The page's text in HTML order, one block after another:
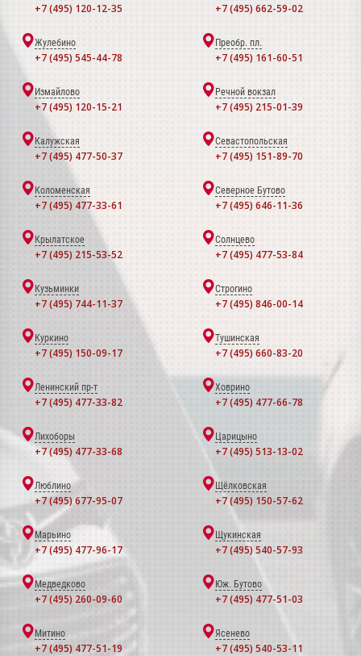
+7 (495) 120-12-35 +7 (495) 662-59-02
Жулебино
+7 (495) 545-44-78
Преобр. пл.
+7 (495) 161-60-51
Измайлово
+7 (495) 120-15-21
Речной вокзал
+7 (495) 215-01-39
Калужская
+7 (495) 477-50-37
Севастопольская
+7 (495) 151-89-70
Коломенская
+7 (495) 477-33-61
Северное Бутово
+7 (495) 646-11-36
Крылатское
+7 (495) 215-53-52
Солнцево
+7 (495) 477-53-84
Кузьминки
+7 (495) 744-11-37
Строгино
+7 (495) 846-00-14
Куркино
+7 (495) 150-09-17
Тушинская
+7 (495) 660-83-20
Ленинский пр-т
+7 (495) 477-33-82
Ховрино
+7 (495) 477-66-78
Лихоборы
+7 (495) 477-33-68
Царицыно
+7 (495) 513-13-02
Люблино
+7 (495) 677-95-07
Щёлковская
+7 (495) 150-57-62
Марьино
+7 (495) 477-96-17
Щукинская
+7 (495) 540-57-93
Медведково
+7 (495) 260-09-60
Юж. Бутово
+7 (495) 477-51-03
Митино
+7 (495) 477-51-19
Ясенево
+7 (495) 540-53-11